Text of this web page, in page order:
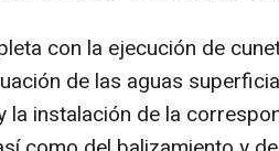
con la ejecución de
de las aguas
la instalación de la